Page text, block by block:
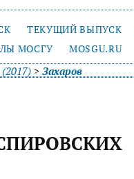
ТЕКУЩИЙ ВЫПУСК
МОСГУ MOSGU.RU
> Захаров